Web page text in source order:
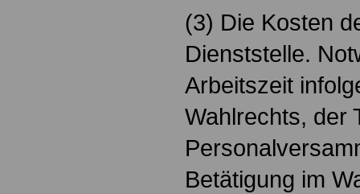
(3) Die Kosten
Dienststelle.
Arbeitszeit
Wahlrechts, der
Betätigung im